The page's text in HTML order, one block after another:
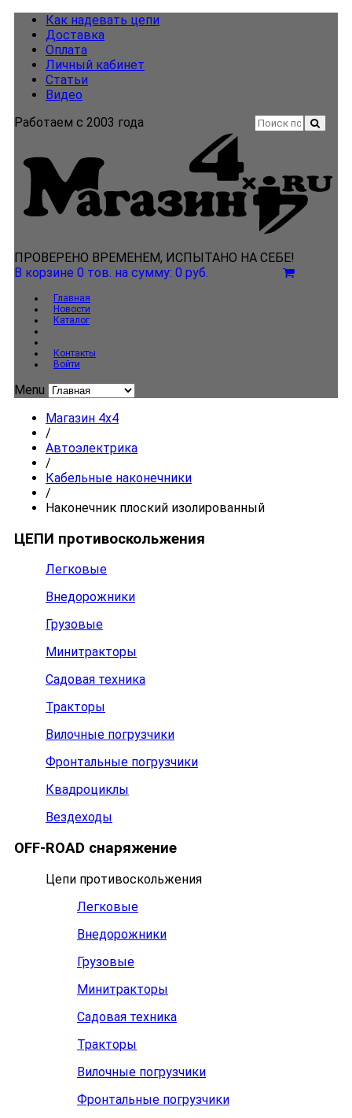
Как надевать цепи
Доставка
Оплата
Личный кабинет
Статьи
Видео
Работаем с 2003 года
ПРОВЕРЕНО ВРЕМЕНЕМ, ИСПЫТАНО НА СЕБЕ!
В корзине 0 тов. на сумму: 0 руб.
Главная
Новости
Каталог
Контакты
Войти
Menu
Магазин 4x4
/
Автоэлектрика
/
Кабельные наконечники
/
Наконечник плоский изолированный
ЦЕПИ противоскольжения
Легковые
Внедорожники
Грузовые
Минитракторы
Садовая техника
Тракторы
Вилочные погрузчики
Фронтальные погрузчики
Квадроциклы
Вездеходы
OFF-ROAD снаряжение
Цепи противоскольжения
Легковые
Внедорожники
Грузовые
Минитракторы
Садовая техника
Тракторы
Вилочные погрузчики
Фронтальные погрузчики